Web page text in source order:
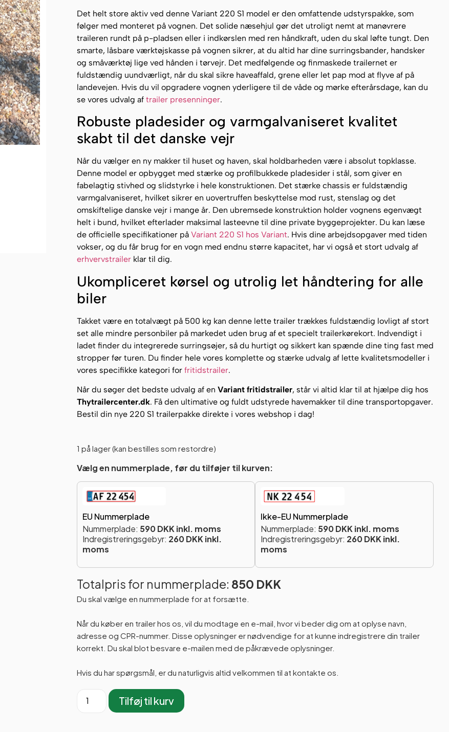
Det helt store aktiv ved denne Variant 220 S1 model er den omfattende udstyrspakke, som
følger med monteret på vognen. Det solide næsehjul gør det utroligt nemt at manøvrere
traileren rundt på p-pladsen eller i indkørslen med ren håndkraft, uden du skal løfte tungt. Den
smarte, låsbare værktøjskasse på vognen sikrer, at du altid har dine surringsbander, handsker
og småværktøj lige ved hånden i tørvejr. Det medfølgende og finmaskede trailernet er
fuldstændig uundværligt, når du skal sikre haveaffald, grene eller let pap mod at flyve af på
landevejen. Hvis du vil opgradere vognen yderligere til de våde og mørke efterårsdage, kan du
se vores udvalg af trailer presenninger.
Robuste pladesider og varmgalvaniseret kvalitet
skabt til det danske vejr
Når du vælger en ny makker til huset og haven, skal holdbarheden være i absolut topklasse.
Denne model er opbygget med stærke og profilbukkede pladesider i stål, som giver en
fabelagtig stivhed og slidstyrke i hele konstruktionen. Det stærke chassis er fuldstændig
varmgalvaniseret, hvilket sikrer en uovertruffen beskyttelse mod rust, stenslag og det
omskiftelige danske vejr i mange år. Den ubremsede konstruktion holder vognens egenvægt
helt i bund, hvilket efterlader maksimal lasteevne til dine private byggeprojekter. Du kan læse
de officielle specifikationer på Variant 220 S1 hos Variant. Hvis dine arbejdsopgaver med tiden
vokser, og du får brug for en vogn med endnu større kapacitet, har vi også et stort udvalg af
erhvervstrailerklar til dig.
Ukompliceret kørsel og utrolig let håndtering for alle
biler
Takket være en totalvægt på 500 kg kan denne lette trailer trækkes fuldstændig lovligt af stort
set alle mindre personbiler på markedet uden brug af et specielt trailerkørekort. Indvendigt i
ladet finder du integrerede surringsøjer, så du hurtigt og sikkert kan spænde dine ting fast med
stropper før turen. Du finder hele vores komplette og stærke udvalg af lette kvalitetsmodeller i
vores specifikke kategori for fritidstrailer.
Når du søger det bedste udvalg af en Variant fritidstrailer, står vi altid klar til at hjælpe dig hos
Thytrailercenter.dk. Få den ultimative og fuldt udstyrede havemakker til dine transportopgaver.
Bestil din nye 220 S1 trailerpakke direkte i vores webshop i dag!
1 på lager (kan bestilles som restordre)
Vælg en nummerplade, før du tilføjer til kurven:
EU Nummerplade
Nummerplade: 590 DKK inkl. moms
Indregistreringsgebyr: 260 DKK inkl.
moms
Ikke-EU Nummerplade
Nummerplade: 590 DKK inkl. moms
Indregistreringsgebyr: 260 DKK inkl.
moms
Totalpris for nummerplade: 850 DKK
Du skal vælge en nummerplade for at forsætte.
Når du køber en trailer hos os, vil du modtage en e-mail, hvor vi beder dig om at oplyse navn,
adresse og CPR-nummer. Disse oplysninger er nødvendige for at kunne indregistrere din trailer
korrekt. Du skal blot besvare e-mailen med de påkrævede oplysninger.
Hvis du har spørgsmål, er du naturligvis altid velkommen til at kontakte os.
Tilføj til kurv